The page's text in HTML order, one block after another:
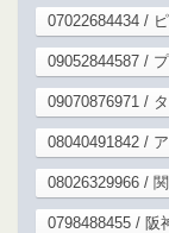
07022684434 /
09052844587 /
09070876971 /
08040491842 /
08026329966 /
0798488455 / 阪